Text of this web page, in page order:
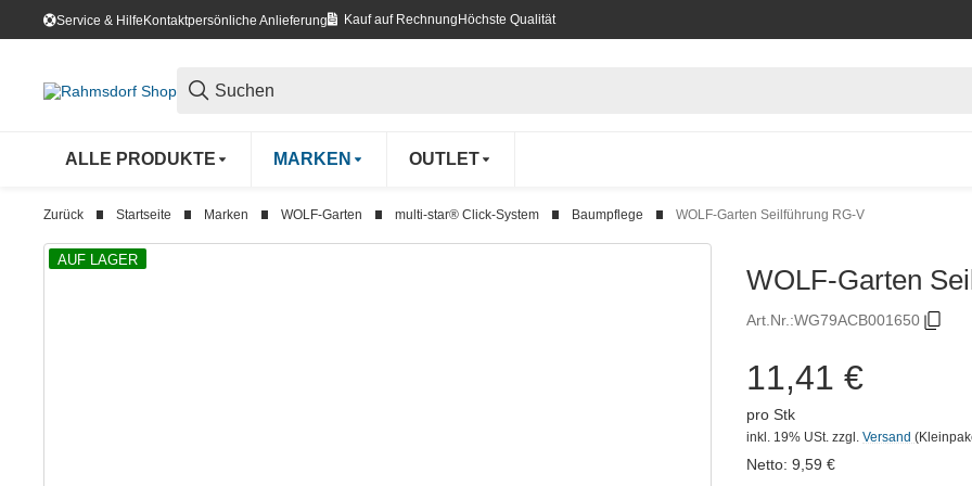
Service & HilfeKontaktpersönliche Anlieferung Kauf auf Rechnung Höchste Qualität
ALLE PRODUKTE MARKEN OUTLET
Zurück Startseite Marken WOLF-Garten multi-star® Click-System Baumpflege WOLF-Garten Seilführung RG-V
AUF LAGER
WOLF-Garten
Art.Nr.:WG79ACB001650
11,41 €
pro Stk
inkl. 19% USt. zzgl. Versand
Netto: 9,59 €